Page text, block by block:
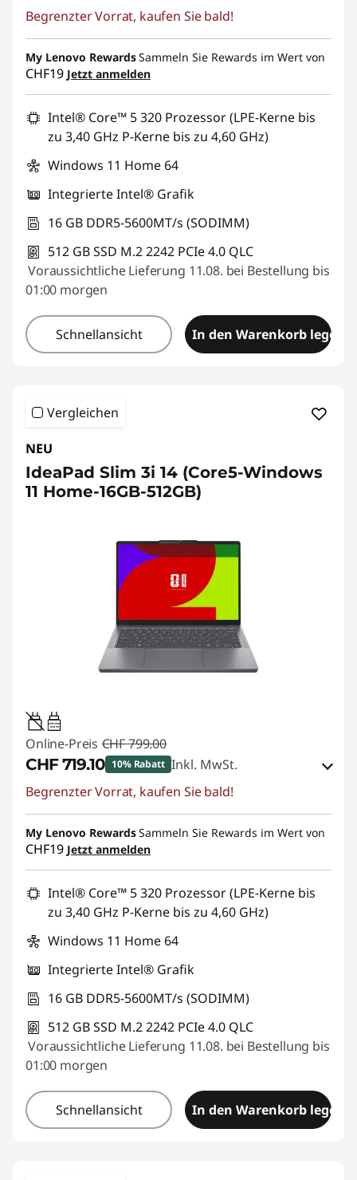
eCoupon-Rabatt :-CHF 79.90
eCoupon :SALES
Begrenzter Vorrat, kaufen Sie bald!
My Lenovo RewardsSammeln Sie Rewards im Wert von
CHF19 Jetzt anmelden
Intel® Core™ 5 320 Prozessor (LPE-Kerne bis
zu 3,40 GHz P-Kerne bis zu 4,60 GHz)
Windows 11 Home 64
Integrierte Intel® Grafik
16 GB DDR5-5600MT/s (SODIMM)
512 GB SSD M.2 2242 PCIe 4.0 QLC
Voraussichtliche Lieferung 11.08. bei Bestellung bis
01:00 morgen
Schnellansicht In den Warenkorb legen
Vergleichen
NEU
IdeaPad Slim 3i 14 (Core5-Windows
11 Home-16GB-512GB)
45W-65W
USB PD
Online-Preis CHF 799.00
CHF 719.10 10% Rabatt Inkl. MwSt.
eCoupon-Rabatt :-CHF 79.90
eCoupon :SALES
Begrenzter Vorrat, kaufen Sie bald!
My Lenovo RewardsSammeln Sie Rewards im Wert von
CHF19 Jetzt anmelden
Intel® Core™ 5 320 Prozessor (LPE-Kerne bis
zu 3,40 GHz P-Kerne bis zu 4,60 GHz)
Windows 11 Home 64
Integrierte Intel® Grafik
16 GB DDR5-5600MT/s (SODIMM)
512 GB SSD M.2 2242 PCIe 4.0 QLC
Voraussichtliche Lieferung 11.08. bei Bestellung bis
01:00 morgen
Schnellansicht In den Warenkorb legen